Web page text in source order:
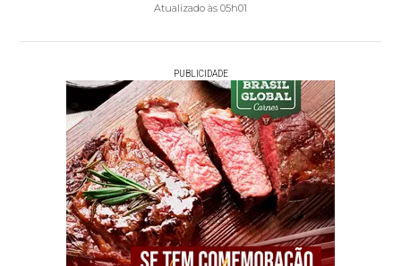
Atualizado às 05h01
PUBLICIDADE